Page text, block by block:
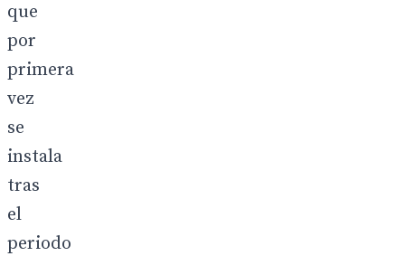
que
por
primera
vez
se
instala
tras
el
periodo